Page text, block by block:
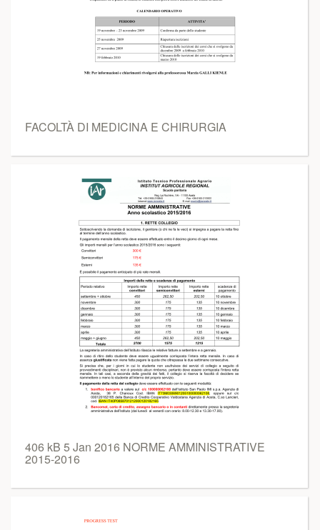
FACOLTÀ DI MEDICINA E CHIRURGIA
406 kB 5 Jan 2016 NORME AMMINISTRATIVE
2015-2016